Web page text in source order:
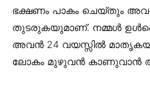
ഭക്ഷണം പാകം ചെയ്തും
തുടരുകയുമാണ്. നമ്മൾ
അവൻ 24 വയസ്സിൽ
ലോകം മുഴുവൻ കാണുവാൻ